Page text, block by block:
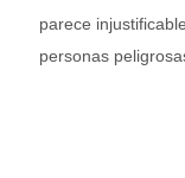
parece
personas